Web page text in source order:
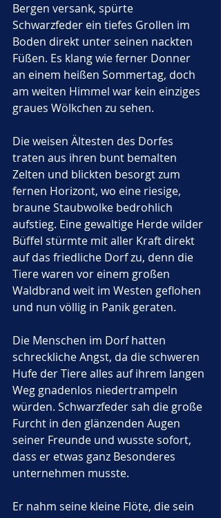
Bergen versank, spürte
Schwarzfeder ein tiefes Grollen im
Boden direkt unter seinen nackten
Füßen. Es klang wie ferner Donner
an einem heißen Sommertag, doch
am weiten Himmel war kein einziges
graues Wölkchen zu sehen.
Die weisen Ältesten des Dorfes
traten aus ihren bunt bemalten
Zelten und blickten besorgt zum
fernen Horizont, wo eine riesige,
braune Staubwolke bedrohlich
aufstieg. Eine gewaltige Herde wilder
Büffel stürmte mit aller Kraft direkt
auf das friedliche Dorf zu, denn die
Tiere waren vor einem großen
Waldbrand weit im Westen geflohen
und nun völlig in Panik geraten.
Die Menschen im Dorf hatten
schreckliche Angst, da die schweren
Hufe der Tiere alles auf ihrem langen
Weg gnadenlos niedertrampeln
würden. Schwarzfeder sah die große
Furcht in den glänzenden Augen
seiner Freunde und wusste sofort,
dass er etwas ganz Besonderes
unternehmen musste.
Er nahm seine kleine Flöte, die sein